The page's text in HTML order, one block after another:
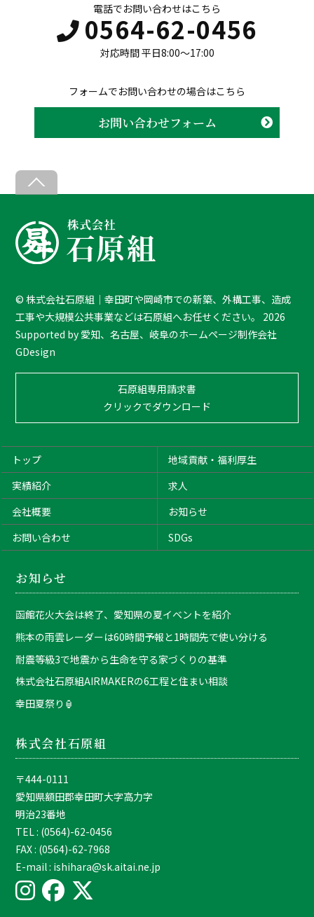
電話でお問い合わせはこちら
0564-62-0456
対応時間 平日8:00〜17:00
フォームでお問い合わせの場合はこちら
お問い合わせフォーム
B
c
k
T
o
p
©株式会社石原組｜幸田町や岡崎市での新築、外構工事、造成
工事や大規模公共事業などは石原組へお任せください。
2026
Supported by 愛知、名古屋、岐阜のホームページ制作会社
GDesign
石原組専用請求書
クリックでダウンロード
トップ
地域貢献・福利厚生
実績紹介
求人
会社概要
お知らせ
お問い合わせ
SDGs
お知らせ
函館花火大会は終了、愛知県の夏イベントを紹介
熊本の雨雲レーダーは60時間予報と1時間先で使い分ける
耐震等級3で地震から生命を守る家づくりの基準
株式会社石原組AIRMAKERの6工程と住まい相談
幸田夏祭り🏮
株式会社石原組
〒444-0111
愛知県額田郡幸田町大字高力字
明治23番地
TEL : (0564)-62-0456
FAX : (0564)-62-7968
E-mail : ishihara@sk.aitai.ne.jp